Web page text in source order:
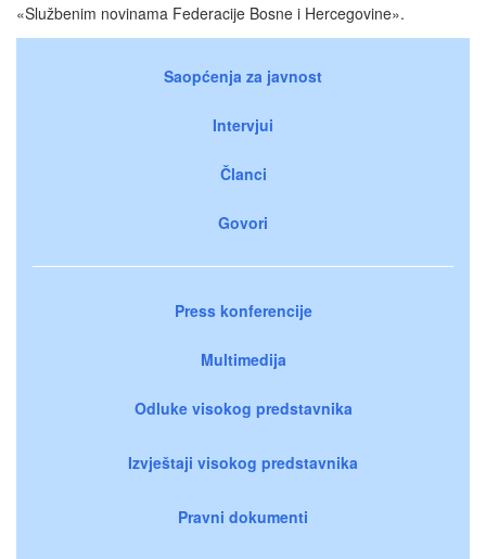
«Službenim novinama Federacije Bosne i Hercegovine».
Saopćenja za javnost
Intervjui
Članci
Govori
Press konferencije
Multimedija
Odluke visokog predstavnika
Izvještaji visokog predstavnika
Pravni dokumenti